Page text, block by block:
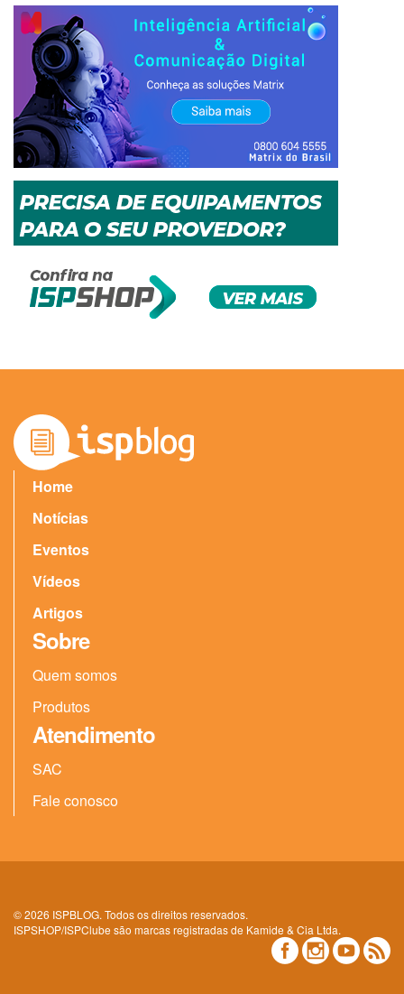
Home
Notícias
Eventos
Vídeos
Artigos
Sobre
Quem somos
Produtos
Atendimento
SAC
Fale conosco
© 2026 ISPBLOG. Todos os direitos reservados.
ISPSHOP/ISPClube são marcas registradas de Kamide & Cia Ltda.